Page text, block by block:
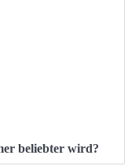
beliebter wird?